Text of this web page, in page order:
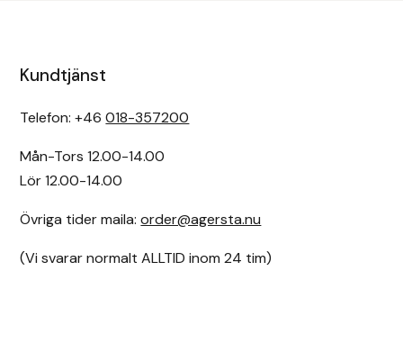
Kundtjänst
Telefon: +46018-357200
Mån-Tors 12.00-14.00
Lör 12.00-14.00
Övriga tider maila:order@agersta.nu
(Vi svarar normalt ALLTID inom 24 tim)